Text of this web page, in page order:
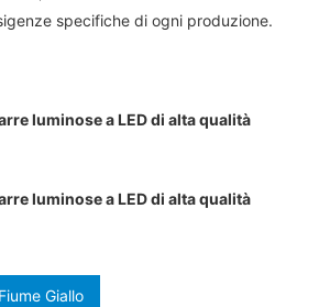
specifiche di ogni produzione.
Giallo